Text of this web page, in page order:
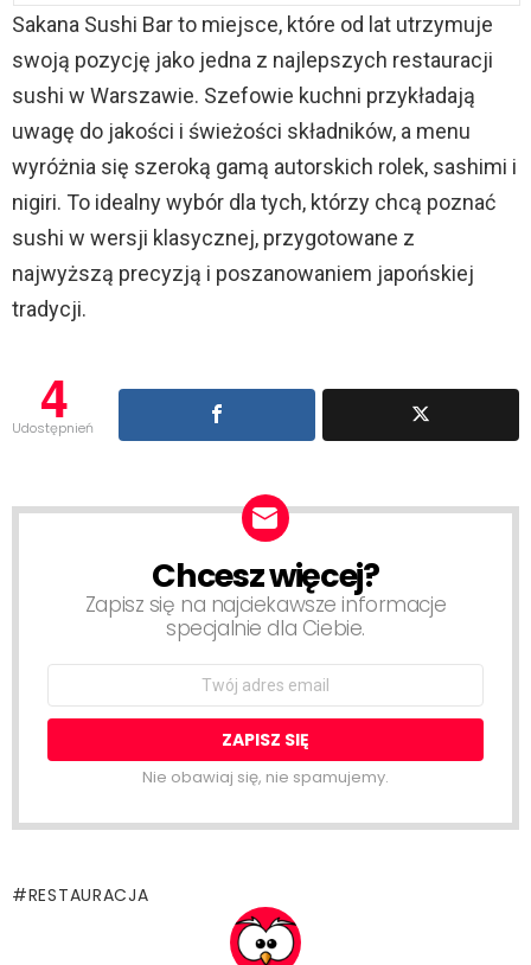
Sakana Sushi Bar to miejsce, które od lat utrzymuje
swoją pozycję jako jedna z najlepszych restauracji
sushi w Warszawie. Szefowie kuchni przykładają
uwagę do jakości i świeżości składników, a menu
wyróżnia się szeroką gamą autorskich rolek, sashimi i
nigiri. To idealny wybór dla tych, którzy chcą poznać
sushi w wersji klasycznej, przygotowane z
najwyższą precyzją i poszanowaniem japońskiej
tradycji.
4
Udostępnień
NEWSLETTERChcesz więcej?
Zapisz się na najciekawsze informacje
specjalnie dla Ciebie.
Email
Nie obawiaj się, nie spamujemy.
RESTAURACJA